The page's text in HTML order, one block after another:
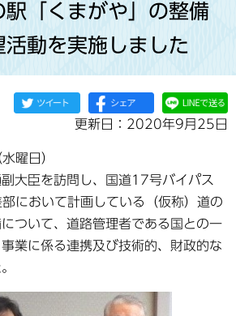
駅「くまがや」の整備
活動を実施しました
更新日：2020年9月25日
曜日）
大臣を訪問し、国道17号バイパス
において計画している（仮称）道の
ついて、道路管理者である国との一
業に係る連携及び技術的、財政的な